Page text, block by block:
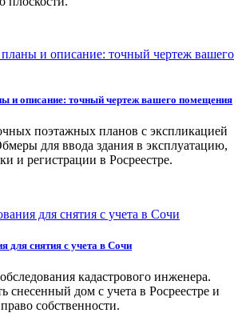
и описание: точный чертеж вашего помещения
поэтажных планов с экспликацией
для ввода здания в эксплуатацию,
и регистрации в Росреестре.
для снятия с учета в Сочи
кадастрового инженера.
снесенный дом с учета в Росреестре и
собственности.